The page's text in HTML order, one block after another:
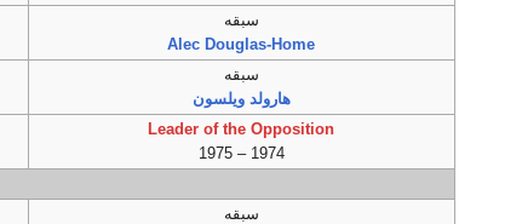
سبقه
Alec Douglas-Home
سبقه
هارولد ويلسون
Leader of the Opposition
1974 – 1975
سبقه